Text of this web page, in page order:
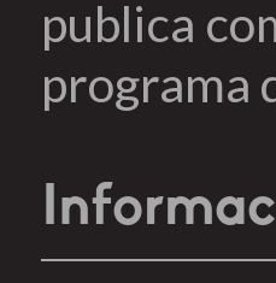
publica
programa